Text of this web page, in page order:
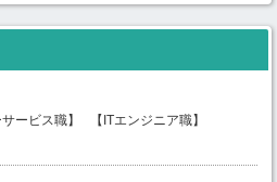
ービス職】
【ITエンジニア職】